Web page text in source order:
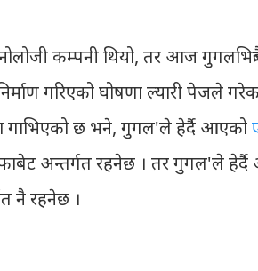
कम्पनी थियो, तर आज
गरिएको घोषणा ल्यारी पेजले
गाभिएको छ भने, गुगल'ले हेर्दै आएको
अन्तर्गत रहनेछ । तर गुगल'ले
नै रहनेछ ।